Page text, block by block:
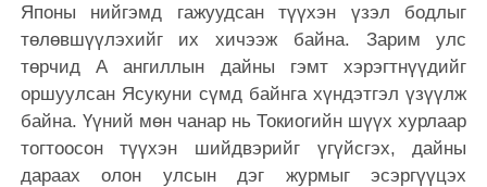
Японы нийгэмд гажуудсан түүхэн үзэл бодлыг
төлөвшүүлэхийг их хичээж байна. Зарим улс
төрчид А ангиллын дайны гэмт хэрэгтнүүдийг
оршуулсан Ясукуни сүмд байнга хүндэтгэл үзүүлж
байна. Үүний мөн чанар нь Токиогийн шүүх хурлаар
тогтоосон түүхэн шийдвэрийг үгүйсгэх, дайны
дараах олон улсын дэг журмыг эсэргүүцэх